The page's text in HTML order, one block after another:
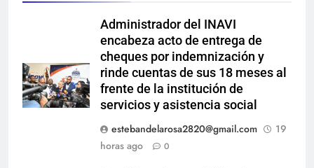
Administrador del INAVI
encabeza acto de entrega de
cheques por indemnización y
rinde cuentas de sus 18 meses al
frente de la institución de
servicios y asistencia social
estebandelarosa2820@gmail.com
19
horas ago
0